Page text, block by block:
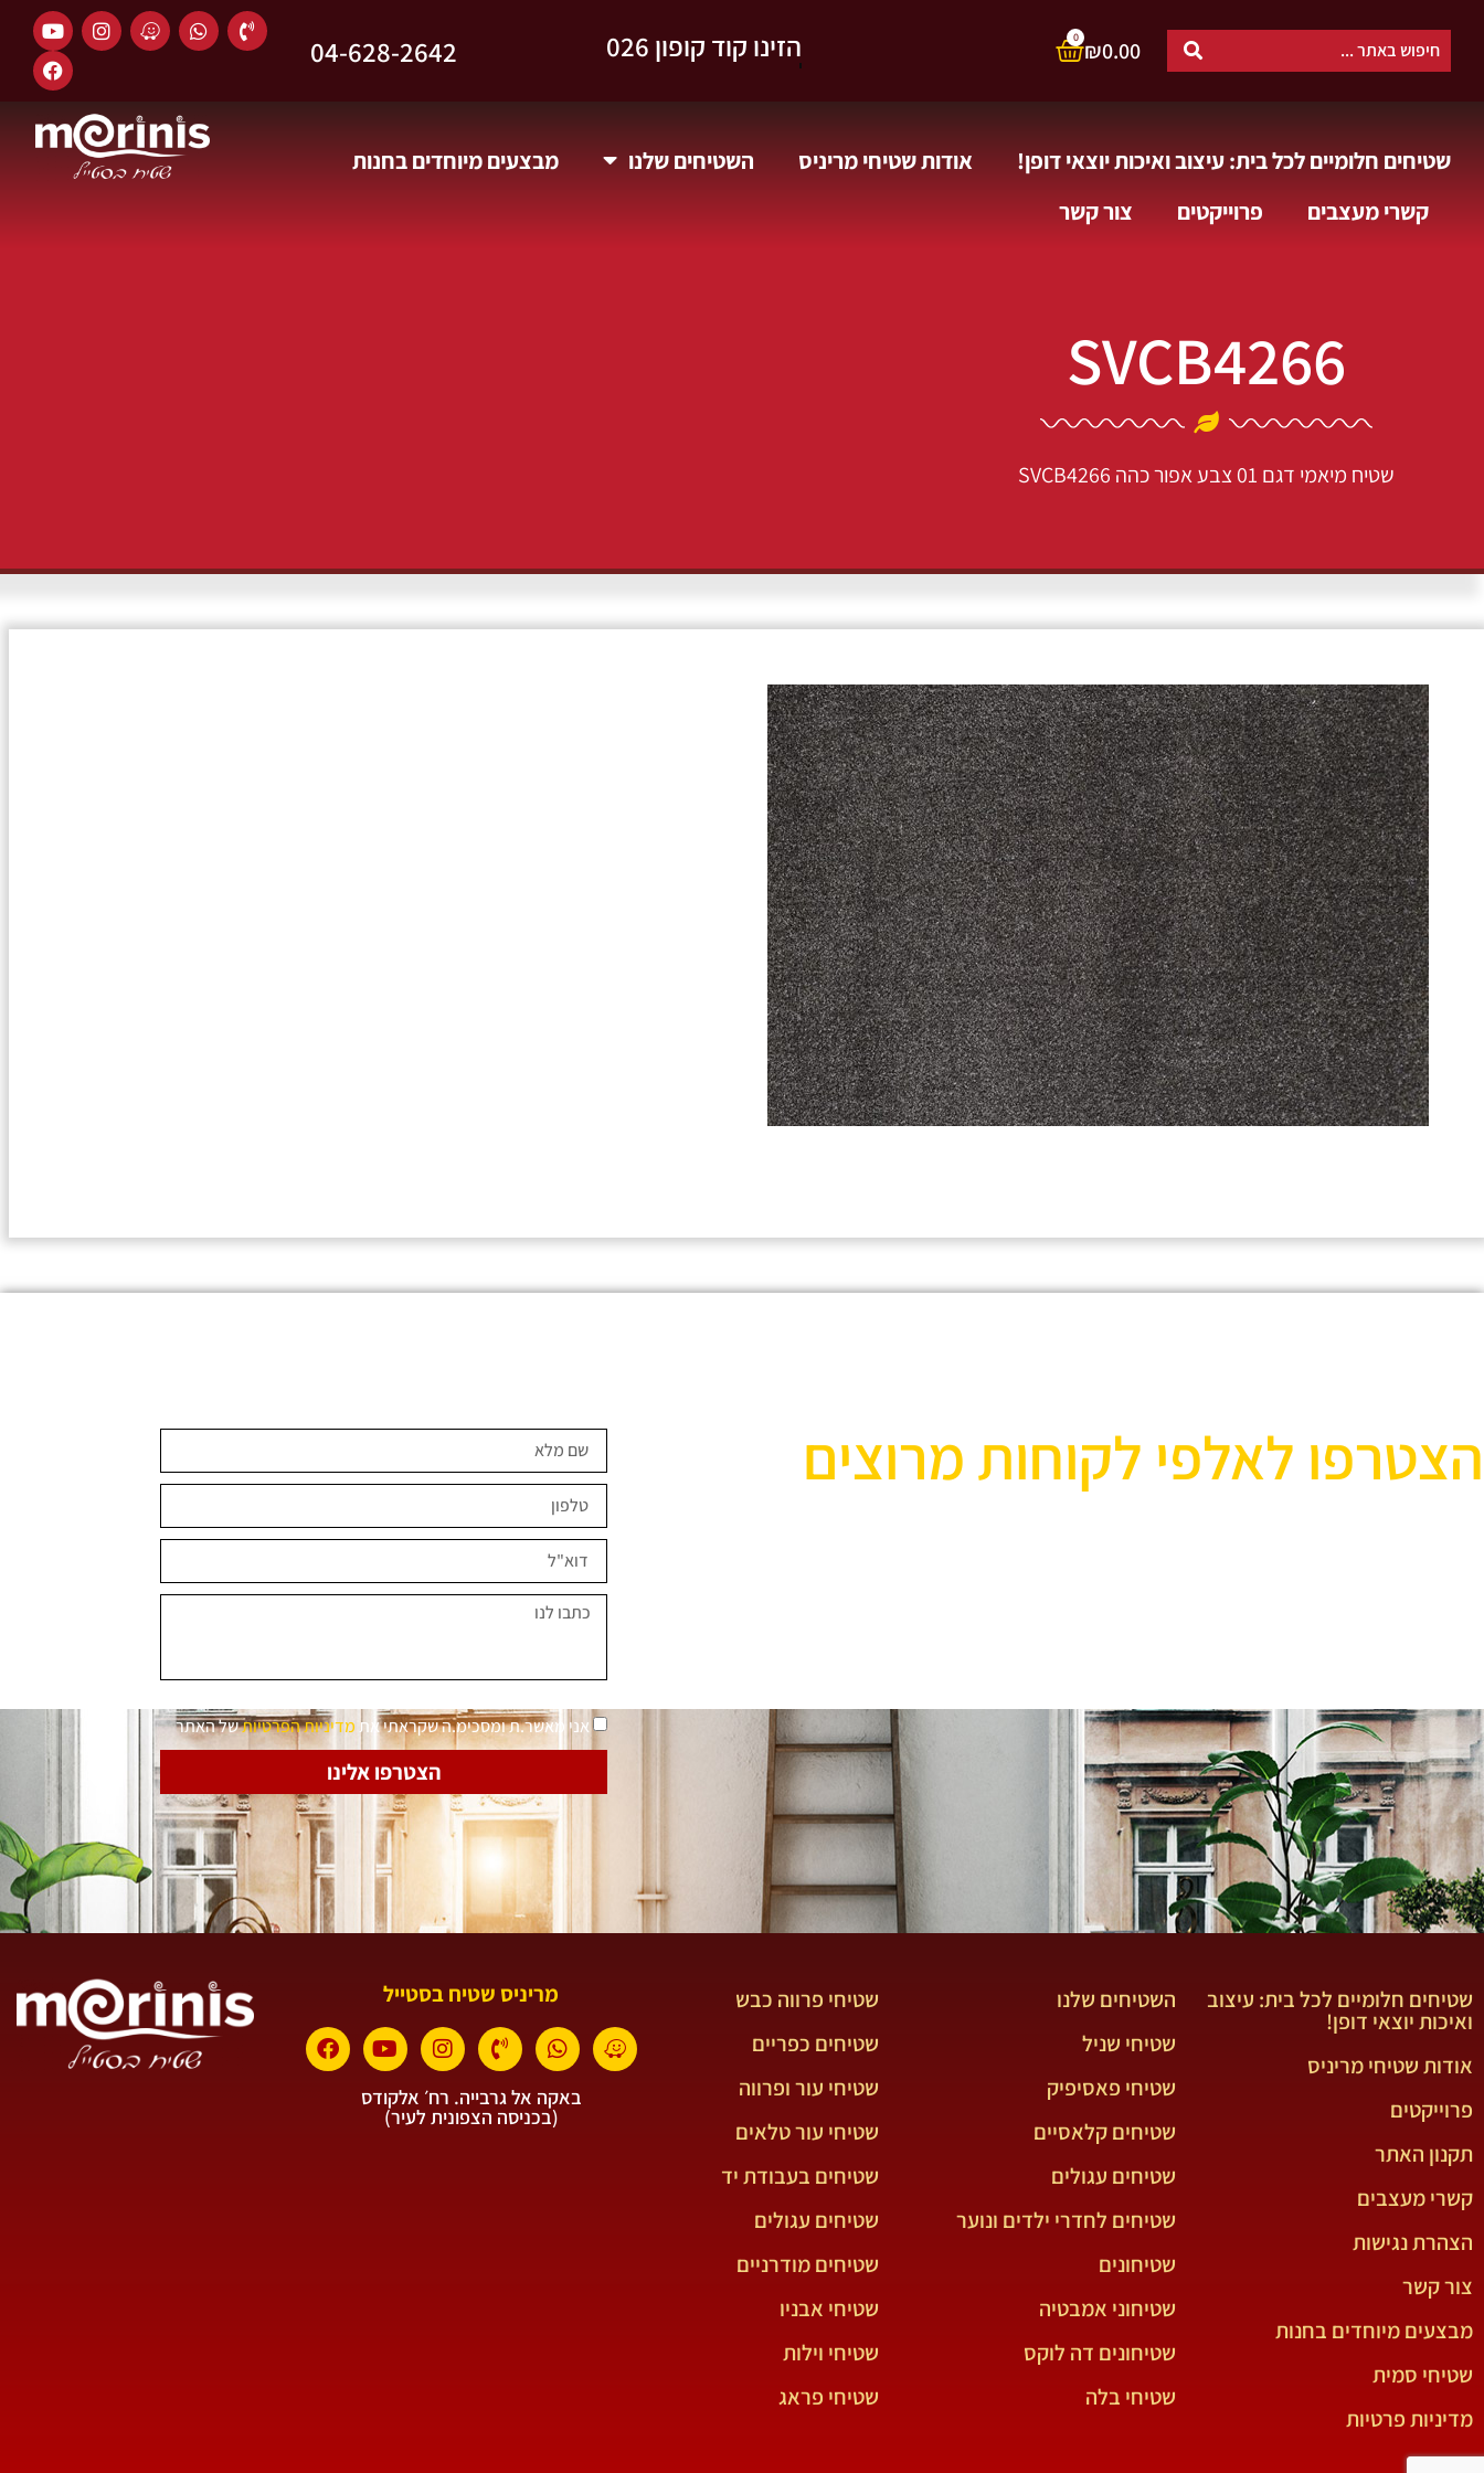
₪0.00
0 וקבלו 10% הנחה. 04-628-2642
שטיחים חלומיים לכל בית: עיצוב ואיכות יוצאי דופן! אודות שטיחי מריניס השטיחים שלנו
מבצעים מיוחדים בחנות
קשרי מעצבים
פרוייקטים צור קשר
SVCB4266
שטיח מיאמי דגם 01 צבע אפור כהה SVCB4266
הצטרפו לאלפי לקוחות מרוצים
אני מאשר.ת ומסכימ.ה שקראתי את מדיניות הפרטיותשל האתר
הצטרפו אלינו
שטיחים חלומיים לכל בית: עיצוב
ואיכות יוצאי דופן!
אודות שטיחי מריניס
פרוייקטים
תקנון האתר
קשרי מעצבים
הצהרת נגישות
צור קשר
מבצעים מיוחדים בחנות
שטיחי סמית
מדיניות פרטיות
השטיחים שלנו
שטיחי שניל
שטיחי פאסיפיק
שטיחים קלאסיים
שטיחים עגולים
שטיחים לחדרי ילדים ונוער
שטיחונים
שטיחוני אמבטיה
שטיחונים דה לוקס
שטיחי בלה
שטיחי פרווה כבש
שטיחים כפריים
שטיחי עור ופרווה
שטיחי עור טלאים
שטיחים בעבודת יד
שטיחים עגולים
שטיחים מודרניים
שטיחי אבניו
שטיחי וילות
שטיחי פראג
מריניס שטיח בסטייל
באקה אל גרבייה. רח׳ אלקודס
(בכניסה הצפונית לעיר)